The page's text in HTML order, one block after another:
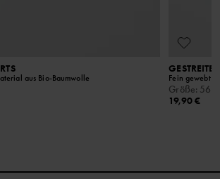
aus Bio-Baumwolle Fein gewebt
Größe: 56-
19,90 €